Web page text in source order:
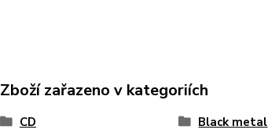
Zboží zařazeno v kategoriích
CD Black metal